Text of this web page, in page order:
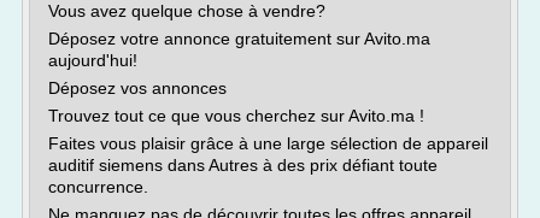
Vous avez quelque chose à vendre?
Déposez votre annonce gratuitement sur Avito.ma
aujourd'hui!
Déposez vos annonces
Trouvez tout ce que vous cherchez sur Avito.ma !
Faites vous plaisir grâce à une large sélection de appareil
auditif siemens dans Autres à des prix défiant toute
concurrence.